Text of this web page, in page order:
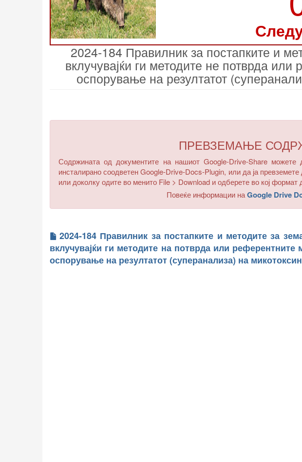
2024-184 Правилник за постапките и
вклучувајќи ги методите не потврда
оспорување на резултатот
ПРЕВЗЕМАЊЕ
Содржината од документите на нашиот Google-Drive-Share можете
инсталирано соодветен Google-Drive-Docs-Plugin, или да ја
или доколку одите во менито File > Downloadи одберете во кој формат
Повеќе информации наGoogle Drive
2024-184 Правилник за постапките и методите за
вклучувајќи ги методите на потврда или референтните
оспорување на резултатот (суперанализа) на